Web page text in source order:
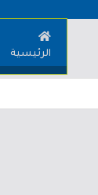
الرئيسية